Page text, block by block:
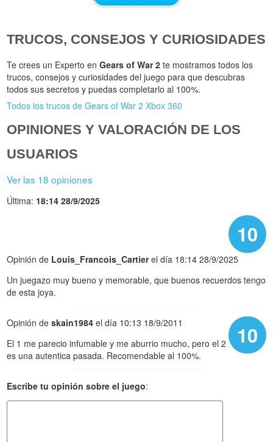
TRUCOS, CONSEJOS Y CURIOSIDADES
Te crees un Experto enGears of War 2 te mostramos todos los
trucos, consejos y curiosidades del juego para que descubras
todos sus secretos y puedas completarlo al 100%.
Todos los trucos de Gears of War 2 Xbox 360
OPINIONES Y VALORACIÓN DE LOS
USUARIOS
Ver las 18 opiniones
Última: 18:14 28/9/2025
10
Opinión de Louis_Francois_Cartierel día 18:14 28/9/2025
Un juegazo muy bueno y memorable, que buenos recuerdos tengo
de esta joya.
10
Opinión deskain1984 el día 10:13 18/9/2011
El 1 me parecio infumable y me aburrio mucho, pero el 2
es una autentica pasada. Recomendable al 100%.
Escribe tu opinión sobre el juego: